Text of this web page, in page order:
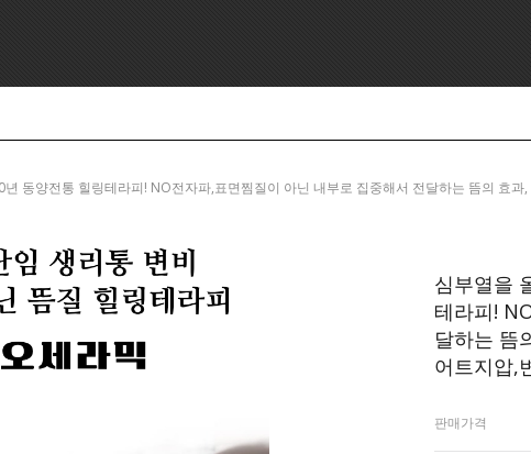
동양전통 힐링테라피! NO전자파,표면찜질이 아닌 내부로 집중해서 전달하는 뜸의 효
심부열을
테라피!
달하는 뜸
어트지압,
판매가격